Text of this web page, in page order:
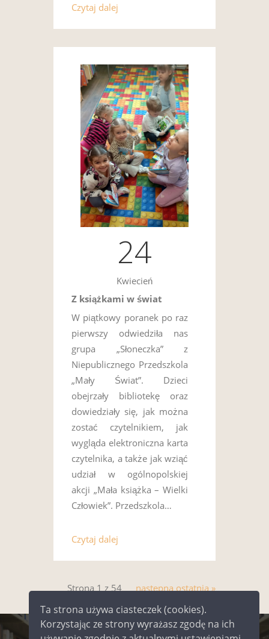
Ta strona używa ciasteczek (cookies).
Korzystając ze strony wyrażasz zgodę na ich
Czytaj dalej
24
Kwiecień
Z książkami w świat
W piątkowy poranek po raz
pierwszy odwiedziła nas
grupa „Słoneczka” z
Niepublicznego Przedszkola
„Mały Świat”. Dzieci
obejrzały bibliotekę oraz
dowiedziały się, jak można
zostać czytelnikiem, jak
wygląda elektroniczna karta
czytelnika, a także jak wziąć
udział w ogólnopolskiej
akcji „Mała książka – Wielki
Człowiek”. Przedszkola…
Czytaj dalej
Strona 1 z 54 następna ostatnia »